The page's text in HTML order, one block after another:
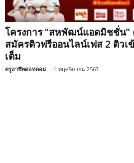
โครงการ “สหพัฒน์แอดมิชชั่น”
สมัครติวฟรีออนไลน์เฟส 2 ติวเ
เต็ม
ครูอาชีพดอทคอม - 4 พฤศจิกายน 2563